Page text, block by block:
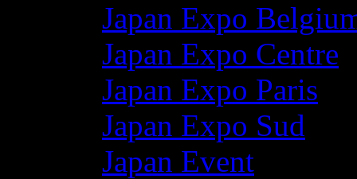
Japan Expo
Japan Expo Centre
Japan Expo Paris
Japan Expo Sud
Japan Event